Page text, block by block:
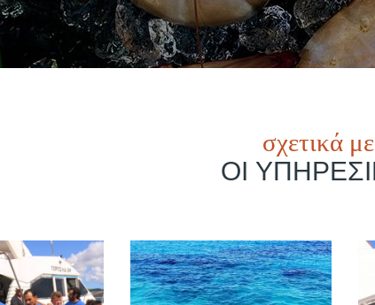
σχετικά
ΟΙ